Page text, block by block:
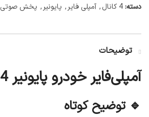
دسته:4 کانال , آمپلی فایر, پایونیر, پخش صوتی
توضیحات
آمپلی‌فایر خودرو پایونیر GM-D9704
🔹 توضیح کوتاه